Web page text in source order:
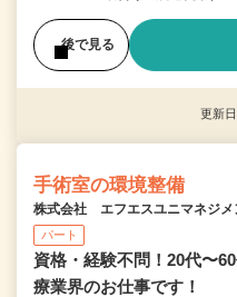
後で見る
更新
手術室の環境整備
株式会社 エフエスユニマネジ
パート
資格・経験不問！20代〜
療業界のお仕事です！